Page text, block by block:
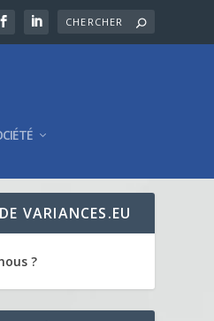
VARIANCES.EU
?